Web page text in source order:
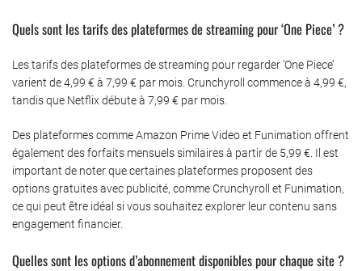
Quels sont les tarifs des plateformes de streaming pour ‘One Piece’ ?
Les tarifs des plateformes de streaming pour regarder ‘One Piece’
varient de 4,99 € à 7,99 € par mois. Crunchyroll commence à 4,99 €,
tandis que Netflix débute à 7,99 € par mois.
Des plateformes comme Amazon Prime Video et Funimation offrent
également des forfaits mensuels similaires à partir de 5,99 €. Il est
important de noter que certaines plateformes proposent des
options gratuites avec publicité, comme Crunchyroll et Funimation,
ce qui peut être idéal si vous souhaitez explorer leur contenu sans
engagement financier.
Quelles sont les options d’abonnement disponibles pour chaque site ?